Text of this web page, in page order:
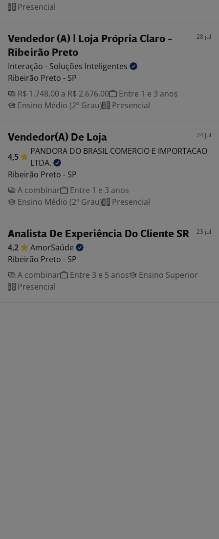
Presencial
Vendedor (A) | Loja Própria Claro -
Ribeirão Preto
28 jul
Interação - Soluções Inteligentes
Ribeirão Preto - SP
R$ 1.748,00 a R$ 2.676,00
Entre 1 e 3 anos
Ensino Médio (2º Grau)
Presencial
Vendedor(A) De Loja 24 jul
4,5
PANDORA DO BRASIL COMERCIO E IMPORTACAO
LTDA.
Ribeirão Preto - SP
A combinar
Entre 1 e 3 anos
Ensino Médio (2º Grau)
Presencial
Analista De Experiência Do Cliente SR 23 jul
4,2
AmorSaúde
Ribeirão Preto - SP
A combinar
Entre 3 e 5 anos
Ensino Superior
Presencial